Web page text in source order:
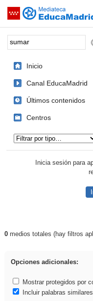
Saltar navegación
Palabra o frase:
Inicio
Canal EducaMadrid
Últimos contenidos
Centros
Inicia sesión para
Resultados de:
0medios totales (hay filtros
Opciones adicionales:
Mostrar protegidos por
Incluir palabras similares